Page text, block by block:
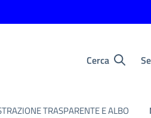
Cerca
TRASPARENTE E ALBO